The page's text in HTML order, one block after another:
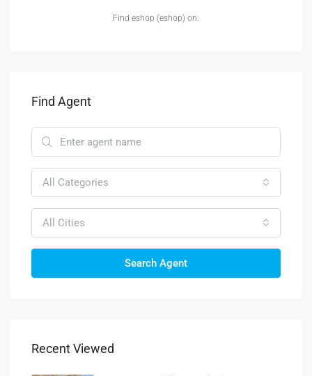
Find eshop (eshop) on:
Find Agent
All Categories
All Cities
Search Agent
Recent Viewed